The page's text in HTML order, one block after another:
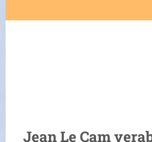
Jean Le Cam